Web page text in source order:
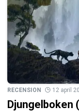
RECENSION 12 april
Djungelboken